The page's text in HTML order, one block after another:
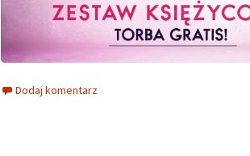
Dodaj komentarz